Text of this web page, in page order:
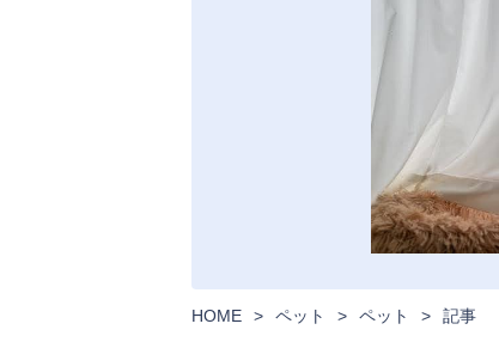
HOME > ペット > ペット > 記事